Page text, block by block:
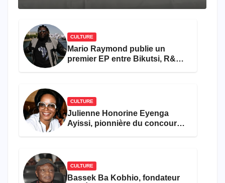
CULTURE
Mario Raymond publie un
premier EP entre Bikutsi, R&B
CULTURE
Julienne Honorine Eyenga
Ayissi, pionnière du concours
CULTURE
Bassek Ba Kobhio, fondateur